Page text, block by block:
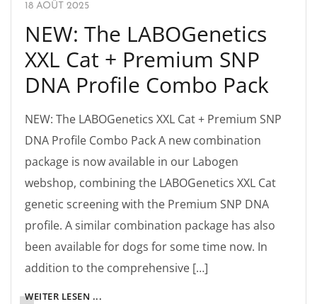
18 AOÛT 2025
NEW: The LABOGenetics
XXL Cat + Premium SNP
DNA Profile Combo Pack
NEW: The LABOGenetics XXL Cat + Premium SNP
DNA Profile Combo Pack A new combination
package is now available in our Labogen
webshop, combining the LABOGenetics XXL Cat
genetic screening with the Premium SNP DNA
profile. A similar combination package has also
been available for dogs for some time now. In
addition to the comprehensive […]
WEITER LESEN ...